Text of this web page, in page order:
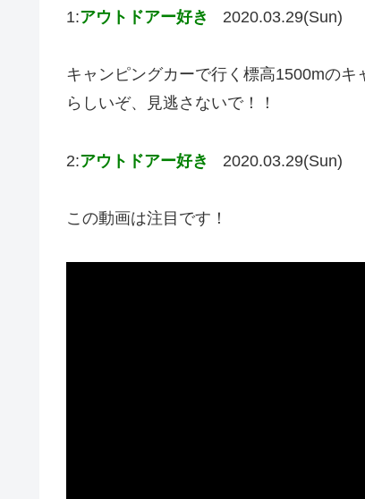
1:アウトドアー好き 2020.03.29(Sun)
キャンピングカーで行く標高1500mの
らしいぞ、見逃さないで！！
2:アウトドアー好き 2020.03.29(Sun)
この動画は注目です！